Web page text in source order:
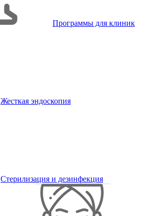
Программы для клиник
Жесткая эндоскопия
Стерилизация и дезинфекция